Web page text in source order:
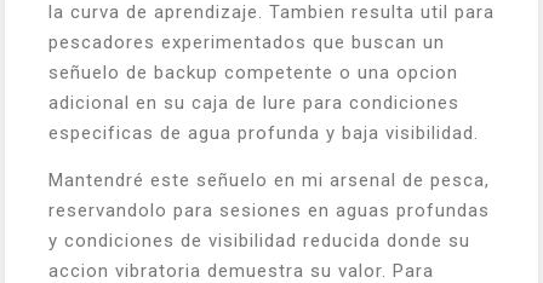
la curva de aprendizaje. Tambien resulta util para
pescadores experimentados que buscan un
señuelo de backup competente o una opcion
adicional en su caja de lure para condiciones
especificas de agua profunda y baja visibilidad.
Mantendré este señuelo en mi arsenal de pesca,
reservandolo para sesiones en aguas profundas
y condiciones de visibilidad reducida donde su
accion vibratoria demuestra su valor. Para